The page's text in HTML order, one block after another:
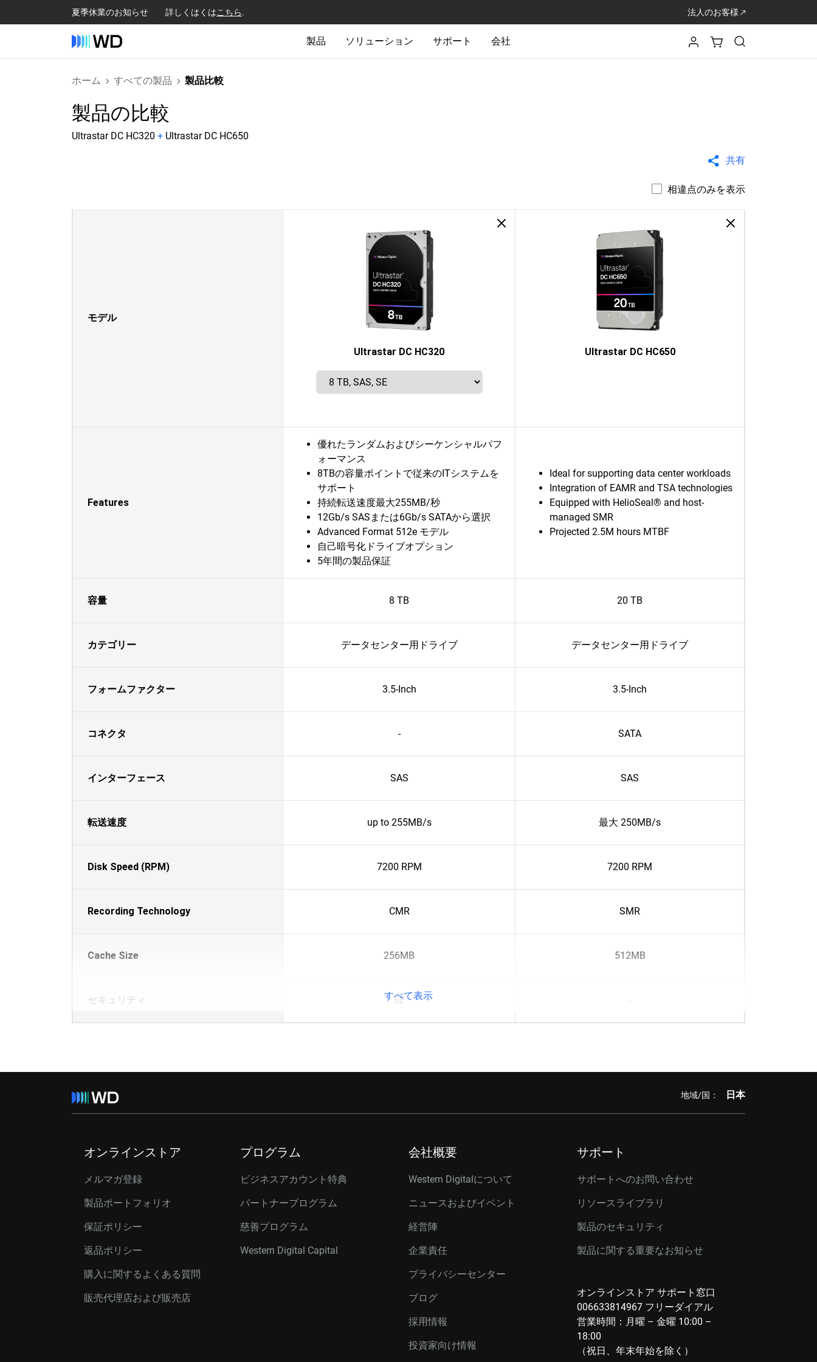
夏季休業のお知らせ 詳しくはくはこちら. 法人のお客様
製品 ソリューション サポート 会社
ホーム すべての製品 製品比較
製品の比較
Ultrastar DC HC320 + Ultrastar DC HC650
共有
相違点のみを表示
モデル
Ultrastar DC HC320 Ultrastar DC HC650
Features
優れたランダムおよびシーケンシャルパフ
ォーマンス
8TBの容量ポイントで従来のITシステムを
サポート
持続転送速度最大255MB/秒
12Gb/s SASまたは6Gb/s SATAから選択
Advanced Format 512e モデル
自己暗号化ドライブオプション
5年間の製品保証
Ideal for supporting data center workloads
Integration of EAMR and TSA technologies
Equipped with HelioSeal® and host-
managed SMR
Projected 2.5M hours MTBF
容量 8 TB 20 TB
カテゴリー データセンター用ドライブ データセンター用ドライブ
フォームファクター 3.5-Inch 3.5-Inch
コネクタ - SATA
インターフェース SAS SAS
転送速度 up to 255MB/s 最大 250MB/s
Disk Speed (RPM) 7200 RPM 7200 RPM
Recording Technology CMR SMR
Cache Size 256MB 512MB
セキュリティ SE -
すべて表示
地域/国： 日本
オンラインストア
メルマガ登録
製品ポートフォリオ
保証ポリシー
返品ポリシー
購入に関するよくある質問
販売代理店および販売店
プログラム
ビジネスアカウント特典
パートナープログラム
慈善プログラム
Western Digital Capital
会社概要
Western Digitalについて
ニュースおよびイベント
経営陣
企業責任
プライバシーセンター
ブログ
採用情報
投資家向け情報
サポート
サポートへのお問い合わせ
リソースライブラリ
製品のセキュリティ
製品に関する重要なお知らせ
オンラインストア サポート窓口
006633814967 フリーダイアル
営業時間：月曜 – 金曜 10:00 –
18:00
（祝日、年末年始を除く）